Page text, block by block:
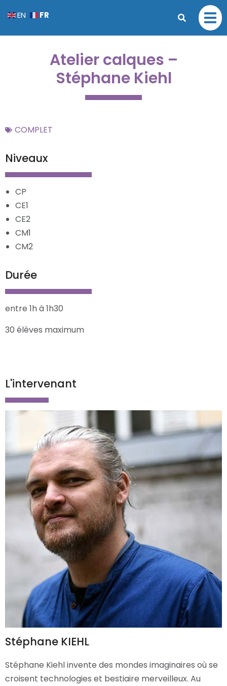
Atelier calques –
Stéphane Kiehl
COMPLET
Niveaux
CP
CE1
CE2
CM1
CM2
Durée
entre 1h à 1h30
30 élèves maximum
L'intervenant
Stéphane KIEHL
Stéphane Kiehl invente des mondes imaginaires où se
croisent technologies et bestiaire merveilleux. Au
EN FR